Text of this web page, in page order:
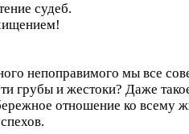
судеб.
непоправимого мы все
грубы и жестоки? Даже
отношение ко всему